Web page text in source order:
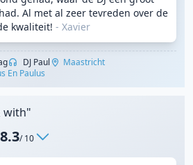
Al met al zeer tevreden over de
kwaliteit! - Xavier
DJ Paul
Maastricht
En Paulus
with"
8.3/ 10